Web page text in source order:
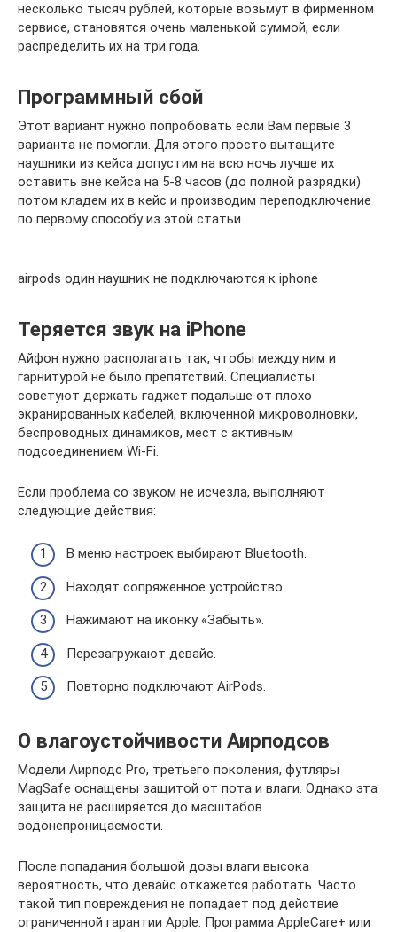
несколько тысяч рублей, которые возьмут в фирменном
сервисе, становятся очень маленькой суммой, если
распределить их на три года.
Программный сбой
Этот вариант нужно попробовать если Вам первые 3
варианта не помогли. Для этого просто вытащите
наушники из кейса допустим на всю ночь лучше их
оставить вне кейса на 5-8 часов (до полной разрядки)
потом кладем их в кейс и производим переподключение
по первому способу из этой статьи
airpods один наушник не подключаются к iphone
Теряется звук на iPhone
Айфон нужно располагать так, чтобы между ним и
гарнитурой не было препятствий. Специалисты
советуют держать гаджет подальше от плохо
экранированных кабелей, включенной микроволновки,
беспроводных динамиков, мест с активным
подсоединением Wi-Fi.
Если проблема со звуком не исчезла, выполняют
следующие действия:
В меню настроек выбирают Bluetooth.
Находят сопряженное устройство.
Нажимают на иконку «Забыть».
Перезагружают девайс.
Повторно подключают AirPods.
О влагоустойчивости Аирподсов
Модели Аирподс Pro, третьего поколения, футляры
MagSafe оснащены защитой от пота и влаги. Однако эта
защита не расширяется до масштабов
водонепроницаемости.
После попадания большой дозы влаги высока
вероятность, что девайс откажется работать. Часто
такой тип повреждения не попадает под действие
ограниченной гарантии Apple. Программа AppleCare+ или